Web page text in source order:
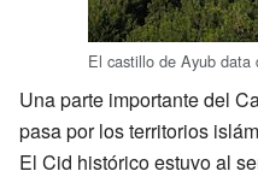
El castillo de Ayub data
Una parte importante del
pasa por los territorios
El Cid histórico estuvo al